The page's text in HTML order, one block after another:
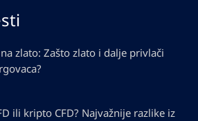
zlato: Zašto zlato i dalje privlači
ili kripto CFD? Najvažnije razlike iz